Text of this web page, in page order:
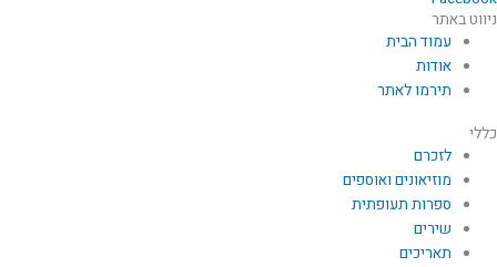
ניווט באתר
עמוד הבית
אודות
תירמו לאתר
כללי
לזכרם
מוזיאונים ואוספים
ספרות תעופתית
שירים
תאריכים